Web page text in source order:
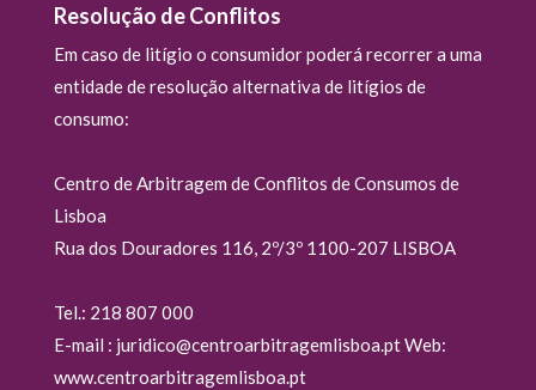
Resolução de Conflitos
Em caso de litígio o consumidor poderá recorrer a uma
entidade de resolução alternativa de litígios de
consumo:
Centro de Arbitragem de Conflitos de Consumos de
Lisboa
Rua dos Douradores 116, 2º/3º 1100-207 LISBOA
Tel.: 218 807 000
E-mail : juridico@centroarbitragemlisboa.pt Web:
www.centroarbitragemlisboa.pt